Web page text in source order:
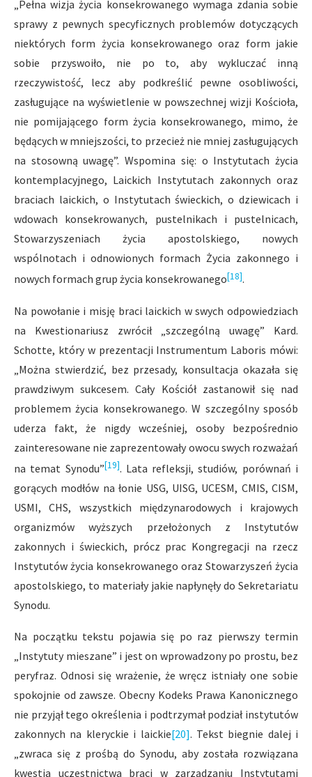
„Pełna wizja życia konsekrowanego wymaga zdania sobie
sprawy z pewnych specyficznych problemów dotyczących
niektórych form życia konsekrowanego oraz form jakie
sobie przyswoiło, nie po to, aby wykluczać inną
rzeczywistość, lecz aby podkreślić pewne osobliwości,
zasługujące na wyświetlenie w powszechnej wizji Kościoła,
nie pomijającego form życia konsekrowanego, mimo, że
będących w mniejszości, to przecież nie mniej zasługujących
na stosowną uwagę”. Wspomina się: o Instytutach życia
kontemplacyjnego, Laickich Instytutach zakonnych oraz
braciach laickich, o Instytutach świeckich, o dziewicach i
wdowach konsekrowanych, pustelnikach i pustelnicach,
Stowarzyszeniach życia apostolskiego, nowych
wspólnotach i odnowionych formach Życia zakonnego i
nowych formach grup życia konsekrowanego[18].
Na powołanie i misję braci laickich w swych odpowiedziach
na Kwestiona­riusz zwrócił „szczególną uwagę” Kard.
Schotte, który w prezentacji Instrumentum Laboris mówi:
„Można stwierdzić, bez przesady, konsultacja okazała się
prawdziwym sukcesem. Cały Kościół zastanowił się nad
problemem życia konsekrowanego. W szczególny sposób
uderza fakt, że nigdy wcześniej, osoby bezpośrednio
zainteresowane nie zaprezentowały owocu swych rozważań
na temat Synodu”[19]. Lata refleksji, studiów, porównań i
gorących modłów na łonie USG, UISG, UCESM, CMIS, CISM,
USMI, CHS, wszystkich międzynarodowych i krajowych
organizmów wyższych przełożonych z Instytutów
zakonnych i świeckich, prócz prac Kongregacji na rzecz
Instytutów życia konsekrowanego oraz Stowarzyszeń życia
apostolskiego, to materiały jakie napłynęły do Sekretariatu
Synodu.
Na początku tekstu pojawia się po raz pierwszy termin
„Instytuty mieszane” i jest on wprowadzony po prostu, bez
peryfraz. Odnosi się wrażenie, że wręcz istniały one sobie
spokojnie od zawsze. Obecny Kodeks Prawa Kanonicznego
nie przyjął tego określenia i podtrzymał podział instytutów
zakonnych na kleryckie i laickie[20]. Tekst biegnie dalej i
„zwraca się z prośbą do Synodu, aby została rozwiązana
kwestia uczestnictwa braci w zarządzaniu Instytutami